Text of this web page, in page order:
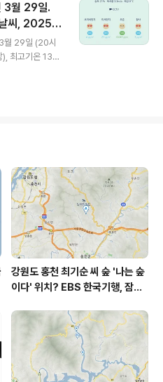
확률은 위 이미
상황 공기질
지는 좋음 = 1
(오후) = 보통
지는 좋음 = 27
3월 29일.
날씨, 2025 0
, 자외선
월 29일 (20시
최고기온 13도
제보다 6도
태 참조 대기
/m³ 미세먼지
㎍/m³ 자외선
/m³ 미세먼지
강원도 홍천 최기순 씨 숲 '나는 숲
이다' 위치? EBS 한국기행, 잠시
군 최기순 씨 캠핑장 펜션 어디? /
강원도 홍천군 가볼 만한 곳, (구)
까르돈, kbs 인간극장